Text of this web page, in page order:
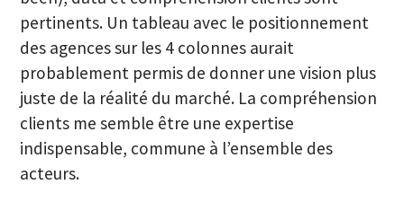
pertinents. Un tableau avec le positionnement
des agences sur les 4 colonnes aurait
probablement permis de donner une vision plus
juste de la réalité du marché. La compréhension
clients me semble être une expertise
indispensable, commune à l’ensemble des
acteurs.